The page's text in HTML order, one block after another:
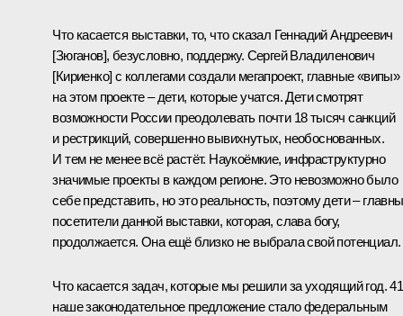
Что касается выставки, то, что сказал Геннадий Андреевич
[Зюганов], безусловно, поддержу. Сергей Владиленович
[Кириенко] с коллегами создали мегапроект, главные «випы»
на этом проекте – дети, которые учатся. Дети смотрят
возможности России преодолевать почти 18 тысяч санкций
и рестрикций, совершенно вывихнутых, необоснованных.
И тем не менее всё растёт. Наукоёмкие, инфраструктурно
значимые проекты в каждом регионе. Это невозможно было
себе представить, но это реальность, поэтому дети –
посетители данной выставки, которая, слава богу,
продолжается. Она ещё близко не выбрала свой потенциал.
Что касается задач, которые мы решили за уходящий год. 41
наше законодательное предложение стало федеральным